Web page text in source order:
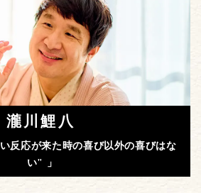
瀧川鯉八
反応が来た時の喜び以外の喜びはな
い" 」